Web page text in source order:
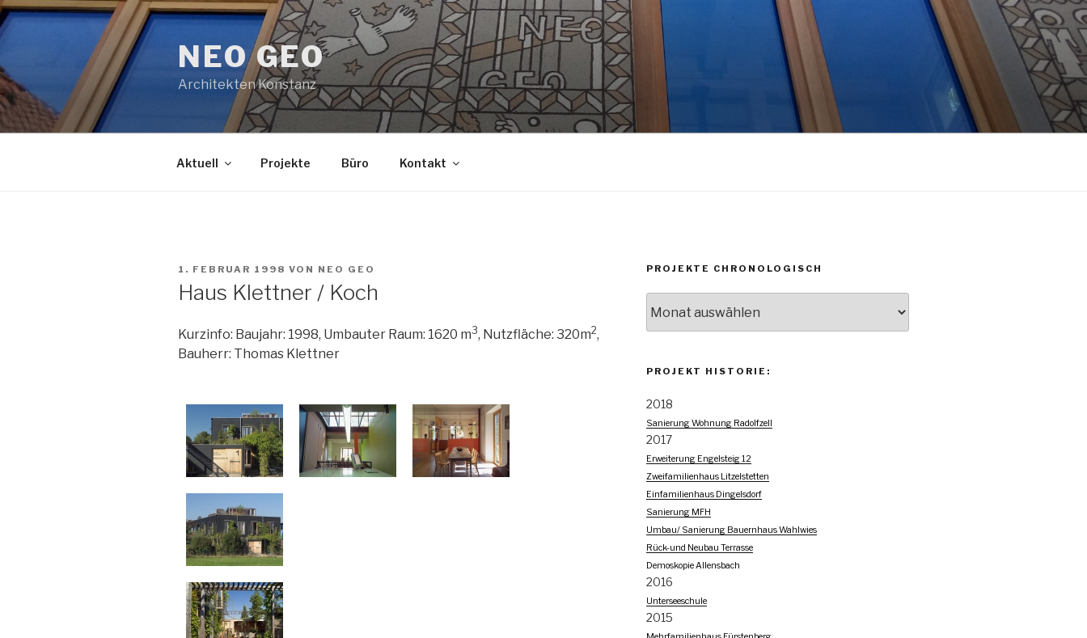
Zum
Inhalt
NEO GEO
Architekten Konstanz
Aktuell Projekte Büro Kontakt
VERÖFFENTLICHT
AM
1. FEBRUAR 1998 VON NEO GEO
Haus Klettner / Koch
Kurzinfo: Baujahr: 1998, Umbauter Raum: 1620 m3, Nutzfläche: 320m2,
Bauherr: Thomas Klettner
PROJEKTE CHRONOLOGISCH
chronologisch
PROJEKT HISTORIE:
2018
Sanierung Wohnung Radolfzell
2017
Erweiterung Engelsteig 12
Zweifamilienhaus Litzelstetten
Einfamilienhaus Dingelsdorf
Sanierung MFH
Umbau/ Sanierung Bauernhaus Wahlwies
Rück-und Neubau Terrasse
Demoskopie Allensbach
2016
Unterseeschule
2015